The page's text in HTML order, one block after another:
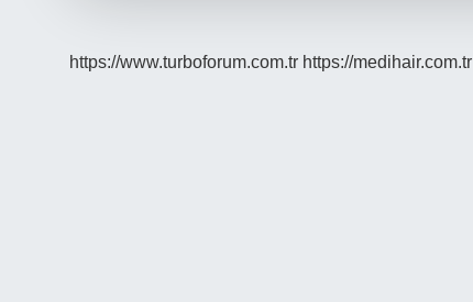
https://www.turboforum.com.tr https://medihair.com.tr